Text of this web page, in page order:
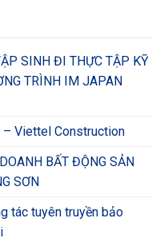
SINH ĐI THỰC TẬP KỸ
TRÌNH IM JAPAN
– Viettel Construction
BẤT ĐỘNG SẢN
SƠN
tác tuyên truyền bảo